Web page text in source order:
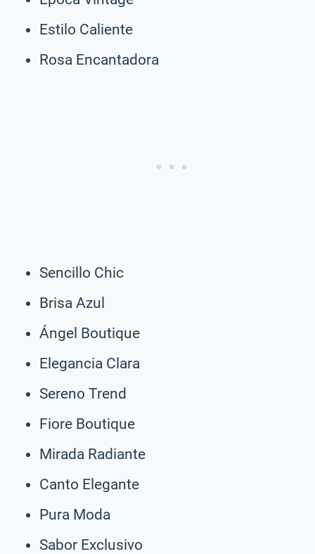
Estilo Caliente
Rosa Encantadora
Sencillo Chic
Brisa Azul
Ángel Boutique
Elegancia Clara
Sereno Trend
Fiore Boutique
Mirada Radiante
Canto Elegante
Pura Moda
Sabor Exclusivo